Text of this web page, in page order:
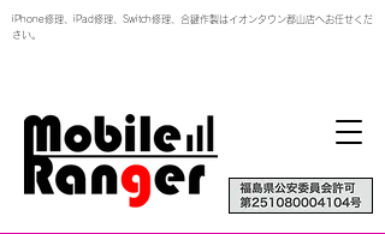
iPhone修理、iPad修理、Switch修理、合鍵作製はイオンタウン郡山店へお任せくだ
さい。